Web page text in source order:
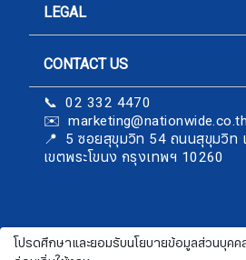
โปรดศึกษาและยอมรับนโยบายข้อมูลส่วนบุคค
LEGAL
CONTACT US
📞 02 332 4470
✉️ marketing@nationwide.co.th
​​​​​​​📍 5 ซอยสุขุมวิท 54 ถนนสุขุมวิท
เขตพระโขนง กรุงเทพฯ 10260
nationwide.co.th
Sign me up for
First name